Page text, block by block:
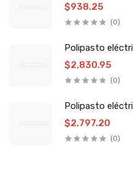
$938.25
(0)
Polipasto
$2,830.95
(0)
Polipasto
$2,797.20
(0)